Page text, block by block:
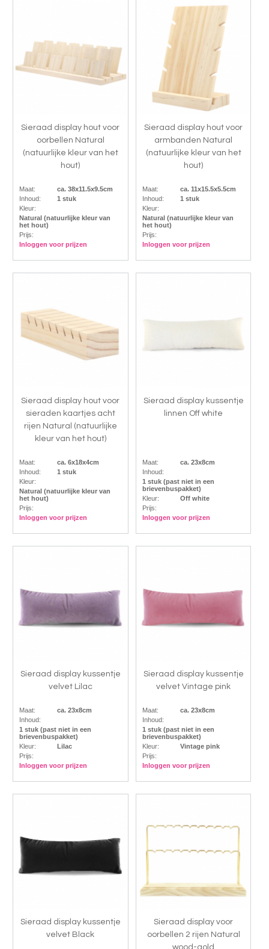
Sieraad display hout voor
oorbellen Natural
(natuurlijke kleur van het
hout)
Maat:
ca. 38x11.5x9.5cm
Inhoud:
1 stuk
Kleur:
Natural (natuurlijke kleur van
het hout)
Prijs:
Inloggen voor prijzen
Sieraad display hout voor
armbanden Natural
(natuurlijke kleur van het
hout)
Maat:
ca. 11x15.5x5.5cm
Inhoud:
1 stuk
Kleur:
Natural (natuurlijke kleur van
het hout)
Prijs:
Inloggen voor prijzen
Sieraad display hout voor
sieraden kaartjes acht
rijen Natural (natuurlijke
kleur van het hout)
Maat:
ca. 6x18x4cm
Inhoud:
1 stuk
Kleur:
Natural (natuurlijke kleur van
het hout)
Prijs:
Inloggen voor prijzen
Sieraad display kussentje
linnen Off white
Maat:
ca. 23x8cm
Inhoud:
1 stuk (past niet in een
brievenbuspakket)
Kleur:
Off white
Prijs:
Inloggen voor prijzen
Sieraad display kussentje
velvet Lilac
Maat:
ca. 23x8cm
Inhoud:
1 stuk (past niet in een
brievenbuspakket)
Kleur:
Lilac
Prijs:
Inloggen voor prijzen
Sieraad display kussentje
velvet Vintage pink
Maat:
ca. 23x8cm
Inhoud:
1 stuk (past niet in een
brievenbuspakket)
Kleur:
Vintage pink
Prijs:
Inloggen voor prijzen
Sieraad display kussentje
velvet Black
Sieraad display voor
oorbellen 2 rijen Natural
wood-gold